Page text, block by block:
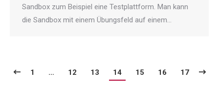
Sandbox zum Beispiel eine Testplattform. Man kann
die Sandbox mit einem Übungsfeld auf einem…
1 … 12 13 14 15 16 17